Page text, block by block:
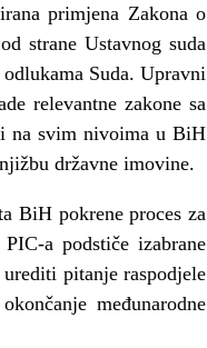
primjena Zakona o
strane Ustavnog suda
Suda. Upravni
relevantne zakone sa
na svim nivoima u BiH
državne imovine.
BiH pokrene proces za
a podstiče izabrane
pitanje raspodjele
međunarodne